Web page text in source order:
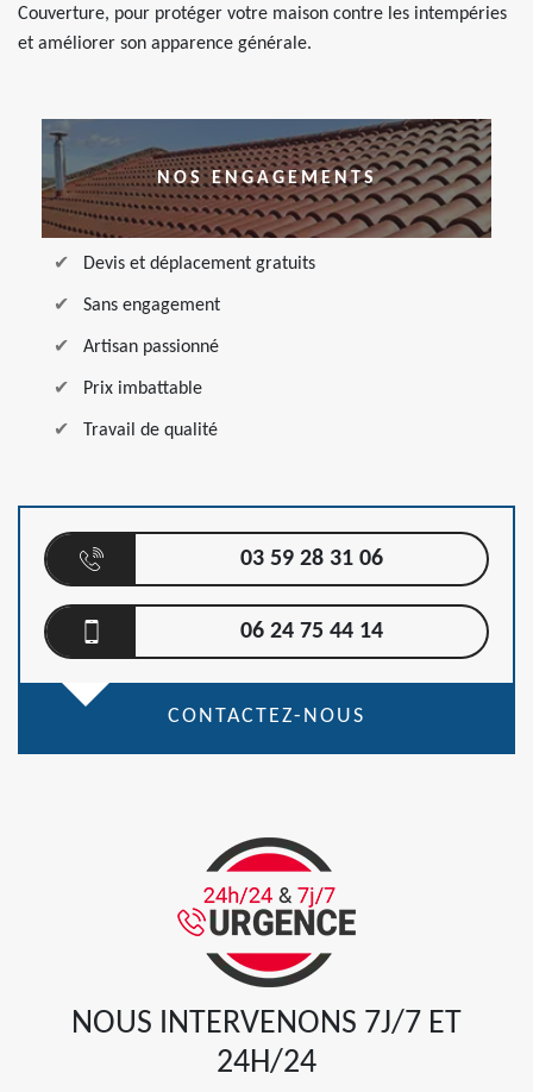
Couverture, pour protéger votre maison contre les intempéries
et améliorer son apparence générale.
NOS ENGAGEMENTS
Devis et déplacement gratuits
Sans engagement
Artisan passionné
Prix imbattable
Travail de qualité
03 59 28 31 06
06 24 75 44 14
CONTACTEZ-NOUS
NOUS INTERVENONS 7J/7 ET
24H/24